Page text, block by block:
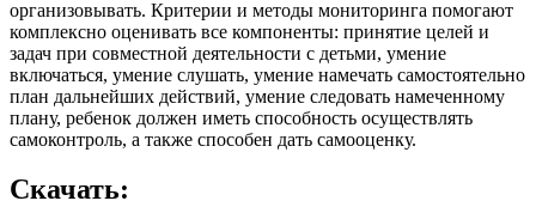
организовывать. Критерии и методы мониторинга помогают
комплексно оценивать все компоненты: принятие целей и
задач при совместной деятельности с детьми, умение
включаться, умение слушать, умение намечать самостоятельно
план дальнейших действий, умение следовать намеченному
плану, ребенок должен иметь способность осуществлять
самоконтроль, а также способен дать самооценку.
Скачать: